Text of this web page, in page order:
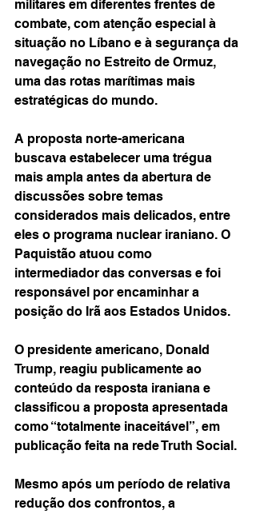
militares em diferentes frentes de
combate, com atenção especial à
situação no Líbano e à segurança da
navegação no Estreito de Ormuz,
uma das rotas marítimas mais
estratégicas do mundo.
A proposta norte-americana
buscava estabelecer uma trégua
mais ampla antes da abertura de
discussões sobre temas
considerados mais delicados, entre
eles o programa nuclear iraniano. O
Paquistão atuou como
intermediador das conversas e foi
responsável por encaminhar a
posição do Irã aos Estados Unidos.
O presidente americano, Donald
Trump, reagiu publicamente ao
conteúdo da resposta iraniana e
classificou a proposta apresentada
como “totalmente inaceitável”, em
publicação feita na rede Truth Social.
Mesmo após um período de relativa
redução dos confrontos, a